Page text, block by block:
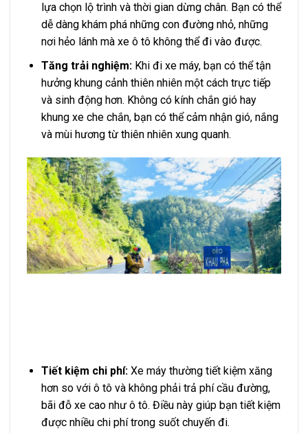
lựa chọn lộ trình và thời gian dừng chân. Bạn có thể
dễ dàng khám phá những con đường nhỏ, những
nơi hẻo lánh mà xe ô tô không thể đi vào được.
Tăng trải nghiệm:Khi đi xe máy, bạn có thể tận
hưởng khung cảnh thiên nhiên một cách trực tiếp
và sinh động hơn. Không có kính chắn gió hay
khung xe che chắn, bạn có thể cảm nhận gió, nắng
và mùi hương từ thiên nhiên xung quanh.
Tiết kiệm chi phí:Xe máy thường tiết kiệm xăng
hơn so với ô tô và không phải trả phí cầu đường,
bãi đỗ xe cao như ô tô. Điều này giúp bạn tiết kiệm
được nhiều chi phí trong suốt chuyến đi.